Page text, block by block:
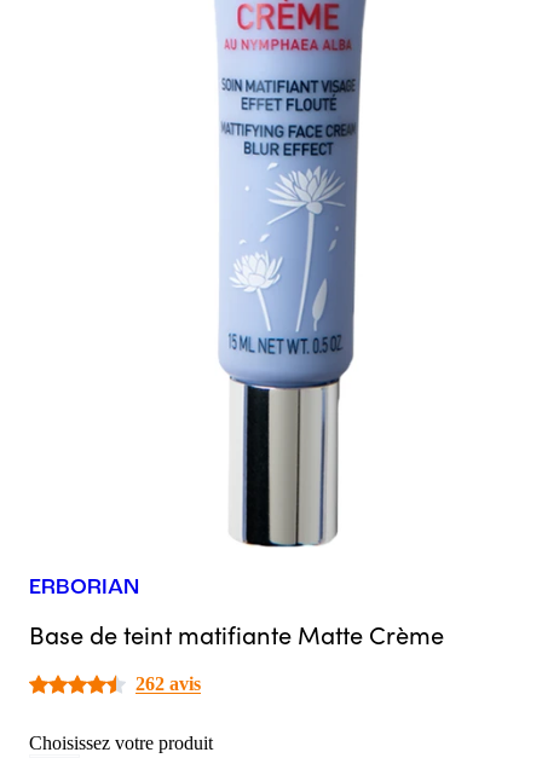
ERBORIAN
Base de teint matifiante Matte Crème
262 avis
Choisissez votre produit